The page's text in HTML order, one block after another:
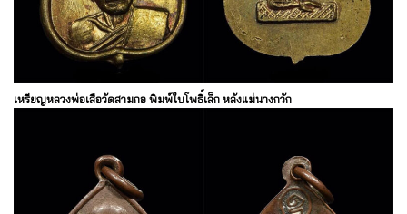
เหรียญหลวงพ่อเสือวัดสามกอ พิมพ์ใบโพธิ์เล็ก หลังแม่นางกวัก